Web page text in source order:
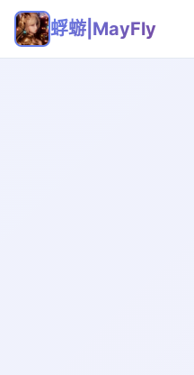
蜉蝣|MayFly